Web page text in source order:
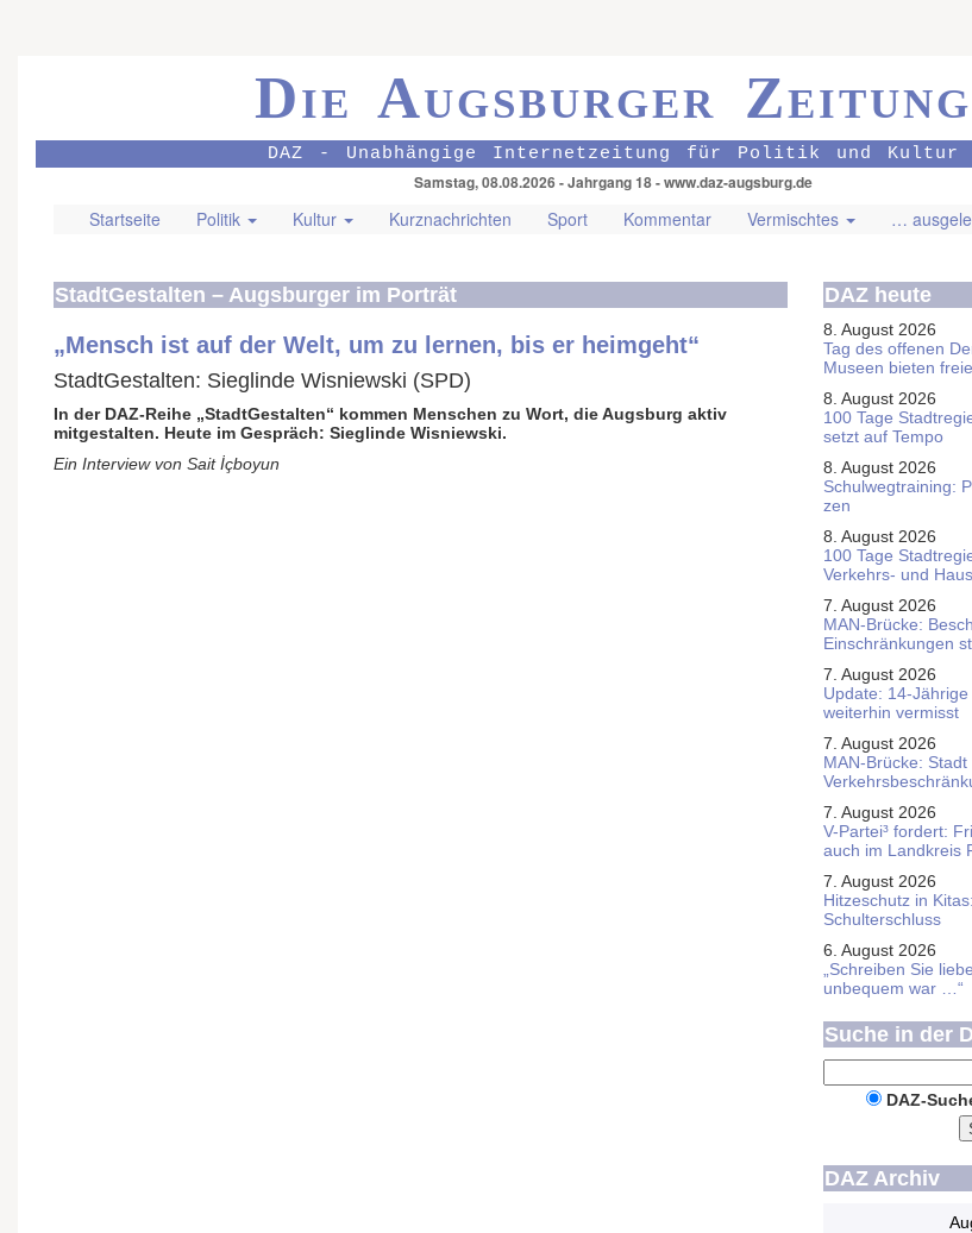
Die Augsburger Zeitung
DAZ - Unabhängige Internetzeitung für Politik und Kultur
Samstag, 08.08.2026 - Jahrgang 18 - www.daz-augsburg.de
Startseite Politik Kultur Kurznachrichten Sport Kommentar Vermischtes …
StadtGestalten – Augsburger im Porträt
„Mensch ist auf der Welt, um zu lernen, bis er heimgeht“
StadtGestalten: Sieglinde Wisniewski (SPD)
In der DAZ-Reihe „StadtGestalten“ kommen Menschen zu Wort, die Augsburg aktiv
mitgestalten. Heute im Gespräch: Sieglinde Wisniewski.
Ein Interview von Sait İçboyun
DAZ heute
8. August 2026
Tag des offenen
Museen bieten
8. August 2026
100 Tage
setzt auf Tempo
8. August 2026
Schul­weg­trai­ning:
zen
8. August 2026
100 Tage
Verkehrs- und
7. August 2026
MAN-Brücke:
Einschränkungen
7. August 2026
Update: 14-
weiterhin vermisst
7. August 2026
MAN-Brücke:
7. August 2026
V-Partei­³ fordert:
auch im Land­kreis
7. August 2026
Hitzeschutz in
Schulterschluss
6. August 2026
„Schreiben Sie
unbequem war …“
Suche in der
DAZ-
DAZ Archiv